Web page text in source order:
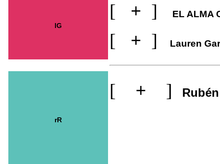
lG
[ + ] EL ALMA
[ + ] Lauren
rR
[ + ]